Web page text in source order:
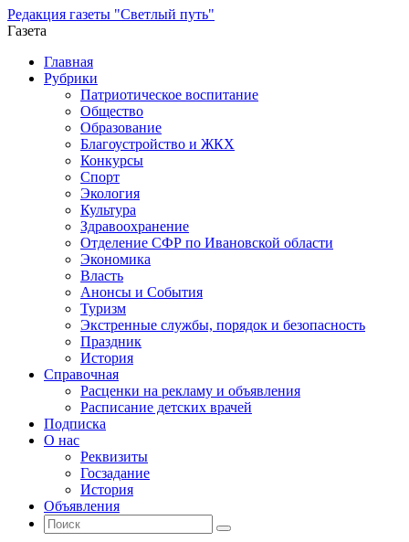
Редакция газеты "Светлый путь"
Газета
Промотать
содержимому
Главная
Рубрики
Патриотическое воспитание
Общество
Образование
Благоустройство и ЖКХ
Конкурсы
Спорт
Экология
Культура
Здравоохранение
Отделение СФР по Ивановской области
Экономика
Власть
Анонсы и События
Туризм
Экстренные службы, порядок и безопасность
Праздник
История
Справочная
Расценки на рекламу и объявления
Расписание детских врачей
Подписка
О нас
Реквизиты
Госзадание
История
Объявления
Поиск
Искать:
Поиск